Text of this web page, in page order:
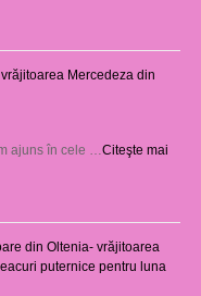
Mercedeza din
ajuns în cele …Citeşte mai
din Oltenia- vrăjitoarea
puternice pentru luna